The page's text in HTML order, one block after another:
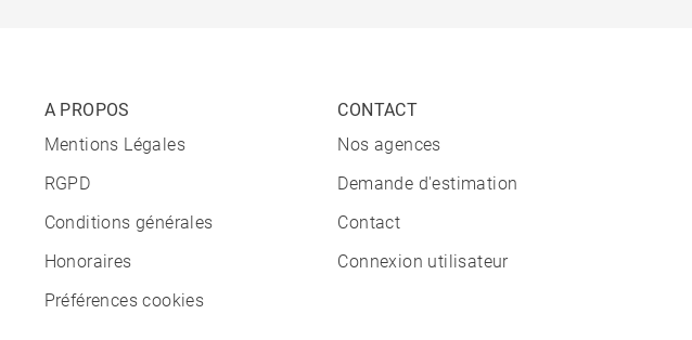
A PROPOS
Mentions Légales
RGPD
Conditions générales
Honoraires
Préférences cookies
CONTACT
Nos agences
Demande d'estimation
Contact
Connexion utilisateur